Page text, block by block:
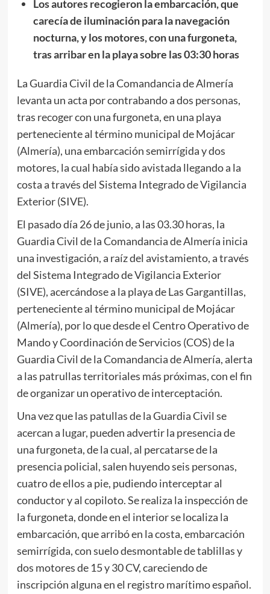
Los autores recogieron la embarcación, que
carecía de iluminación para la navegación
nocturna, y los motores, con una furgoneta,
tras arribar en la playa sobre las 03:30 horas
La Guardia Civil de la Comandancia de Almería
levanta un acta por contrabando a dos personas,
tras recoger con una furgoneta, en una playa
perteneciente al término municipal de Mojácar
(Almería), una embarcación semirrígida y dos
motores, la cual había sido avistada llegando a la
costa a través del Sistema Integrado de Vigilancia
Exterior (SIVE).
El pasado día 26 de junio, a las 03.30 horas, la
Guardia Civil de la Comandancia de Almería inicia
una investigación, a raíz del avistamiento, a través
del Sistema Integrado de Vigilancia Exterior
(SIVE), acercándose a la playa de Las Gargantillas,
perteneciente al término municipal de Mojácar
(Almería), por lo que desde el Centro Operativo de
Mando y Coordinación de Servicios (COS) de la
Guardia Civil de la Comandancia de Almería, alerta
a las patrullas territoriales más próximas, con el fin
de organizar un operativo de interceptación.
Una vez que las patullas de la Guardia Civil se
acercan a lugar, pueden advertir la presencia de
una furgoneta, de la cual, al percatarse de la
presencia policial, salen huyendo seis personas,
cuatro de ellos a pie, pudiendo interceptar al
conductor y al copiloto. Se realiza la inspección de
la furgoneta, donde en el interior se localiza la
embarcación, que arribó en la costa, embarcación
semirrígida, con suelo desmontable de tablillas y
dos motores de 15 y 30 CV, careciendo de
inscripción alguna en el registro marítimo español.